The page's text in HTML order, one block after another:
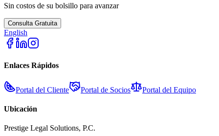
Sin costos de su bolsillo para avanzar
Consulta Gratuita
English
Enlaces Rápidos
Portal del Cliente Portal de Socios Portal del Equipo
Ubicación
Prestige Legal Solutions, P.C.